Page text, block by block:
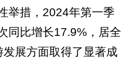
举措，2024年第一季
同比增长17.9%，居全
展方面取得了显著成